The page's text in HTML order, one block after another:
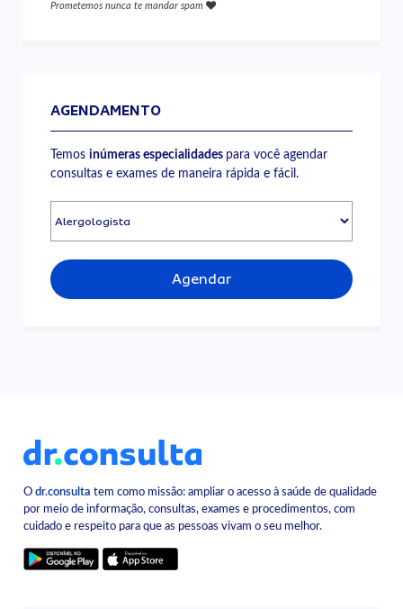
Prometemos nunca te mandar spam
AGENDAMENTO
Temosinúmeras especialidades para você agendar
consultas e exames de maneira rápida e fácil.
Agendar
Odr.consulta tem como missão: ampliar o acesso à saúde de qualidade
por meio de informação, consultas, exames e procedimentos, com
cuidado e respeito para que as pessoas vivam o seu melhor.